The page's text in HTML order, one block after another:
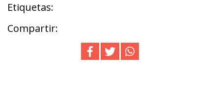
Etiquetas:
Compartir: